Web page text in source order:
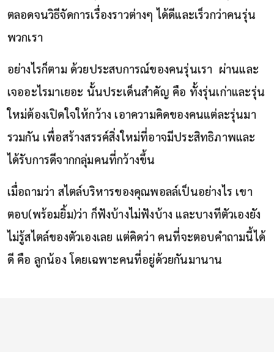
ตลอดจนวิธีจัดการเรื่องราวต่างๆ ได้ดีและเร็วกว่าคนรุ่น
พวกเรา
อย่างไรก็ตาม ด้วยประสบการณ์ของคนรุ่นเรา ผ่านและ
เจออะไรมาเยอะ นั้นประเด็นสำคัญ คือ ทั้งรุ่นเก่าและรุ่น
ใหม่ต้องเปิดใจให้กว้าง เอาความคิดของคนแต่ละรุ่นมา
รวมกัน เพื่อสร้างสรรค์สิ่งใหม่ที่อาจมีประสิทธิภาพและ
ได้รับการดีจากกลุ่มคนที่กว้างขึ้น
เมื่อถามว่า สไตล์บริหารของคุณพอลล์เป็นอย่างไร เขา
ตอบ(พร้อมยิ้ม)ว่า ก็ฟังบ้างไม่ฟังบ้าง และบางทีตัวเองยัง
ไม่รู้สไตล์ของตัวเองเลย แต่คิดว่า คนที่จะตอบคำถามนี้ได้
ดี คือ ลูกน้อง โดยเฉพาะคนที่อยู่ด้วยกันมานาน